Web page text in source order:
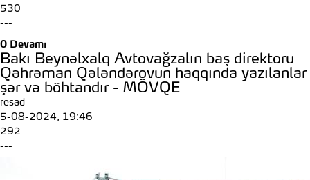
530
---
0 Devamı
Bakı Beynəlxalq Avtovağzalın baş direktoru
Qəhrəman Qələndərovun haqqında yazılanlar
şər və böhtandır - MÖVQE
resad
5-08-2024, 19:46
292
---